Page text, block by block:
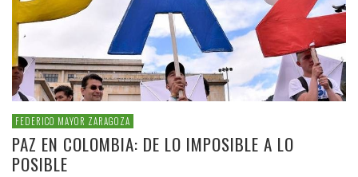
FEDERICO MAYOR ZARAGOZA
PAZ EN COLOMBIA: DE LO IMPOSIBLE A LO
POSIBLE